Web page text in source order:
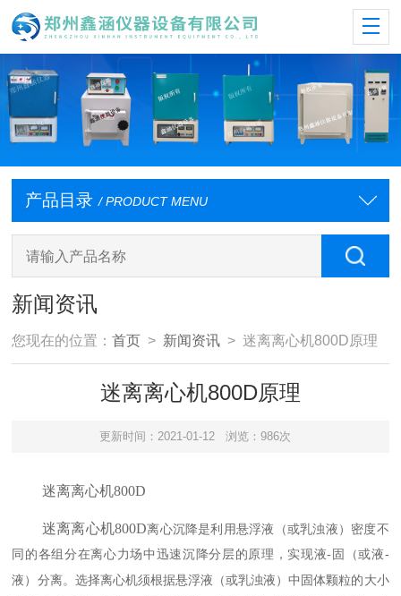
产品目录 / PRODUCT MENU
新闻资讯
您现在的位置：首页 > 新闻资讯 > 迷离离心机800D原理
迷离离心机800D原理
更新时间：2021-01-12 浏览：986次
迷离离心机800D
迷离离心机800D离心沉降是利用悬浮液（或乳浊液）密度不
同的各组分在离心力场中迅速沉降分层的原理，实现液- 固（或液-
液）分离。选择离心机须根据悬浮液（或乳浊液）中固体颗粒的大小